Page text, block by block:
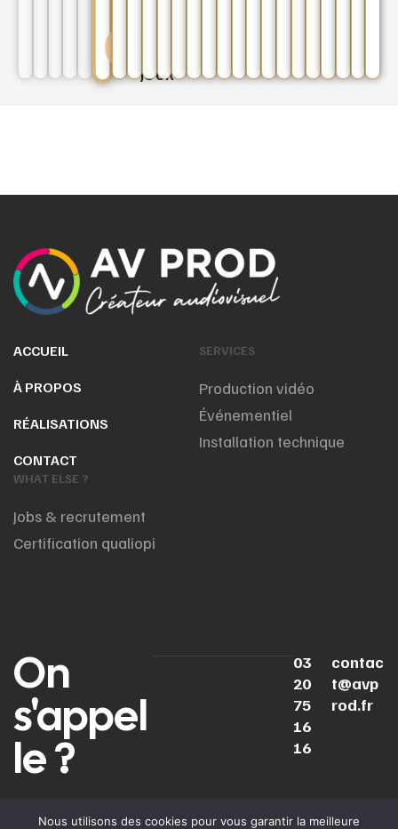
JOUR
ACCUEIL
À PROPOS
RÉALISATIONS
CONTACT
SERVICES
Production vidéo
Événementiel
Installation technique
WHAT ELSE ?
Jobs & recrutement
Certification qualiopi
On
s'appel
le ?
03
20
75
16
16
contac
t@avp
rod.fr
LINKEDIN INSTAGRAMYOUTUBETIKTOK
Nous utilisons des cookies pour vous garantir la meilleure